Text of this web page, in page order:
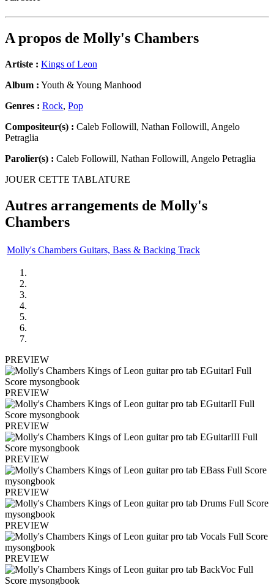
A propos de Molly's Chambers
Artiste : Kings of Leon
Album : Youth & Young Manhood
Genres : Rock, Pop
Compositeur(s) : Caleb Followill, Nathan Followill, Angelo
Petraglia
Parolier(s) : Caleb Followill, Nathan Followill, Angelo Petraglia
JOUER CETTE TABLATURE
Autres arrangements de Molly's
Chambers
Molly's Chambers Guitars, Bass & Backing Track
PREVIEW
PREVIEW
PREVIEW
PREVIEW
PREVIEW
PREVIEW
PREVIEW